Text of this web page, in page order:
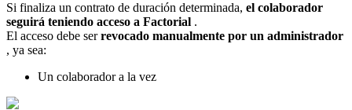
Si finaliza un contrato de duración determinada, el colaborador
seguirá teniendo acceso a Factorial .
El acceso debe ser revocado manualmente por un administrador
, ya sea:
Un colaborador a la vez